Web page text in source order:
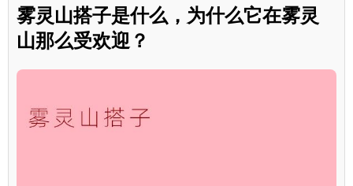
雾灵山搭子是什么，为什么它在雾灵
山那么受欢迎？